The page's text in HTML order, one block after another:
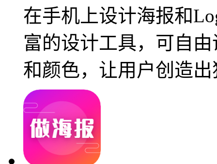
在手机上设计海报和
富的设计工具，可自
和颜色，让用户创造